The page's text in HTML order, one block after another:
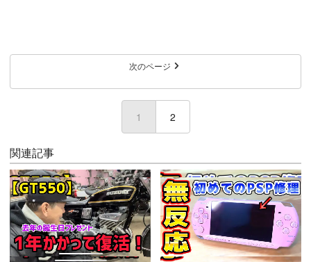
次のページ
1 (current)
2
関連記事